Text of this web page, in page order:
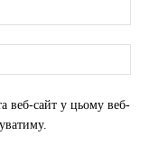
веб-сайт у цьому веб-